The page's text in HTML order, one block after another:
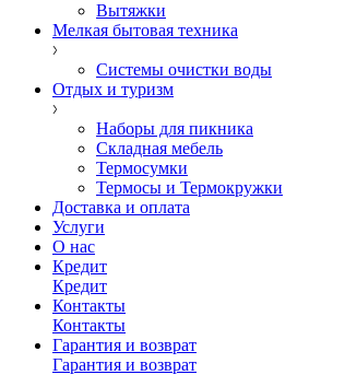
Вытяжки
Мелкая бытовая техника
Системы очистки воды
Отдых и туризм
Наборы для пикника
Складная мебель
Термосумки
Термосы и Термокружки
Доставка и оплата
Услуги
О нас
Кредит
Кредит
Контакты
Контакты
Гарантия и возврат
Гарантия и возврат